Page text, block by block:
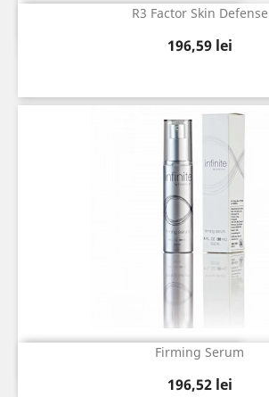
R3 Factor Skin Defense
Pret
196,59 lei
Vizualizare rapida
Firming Serum
Pret
196,52 lei
Vizualizare rapida